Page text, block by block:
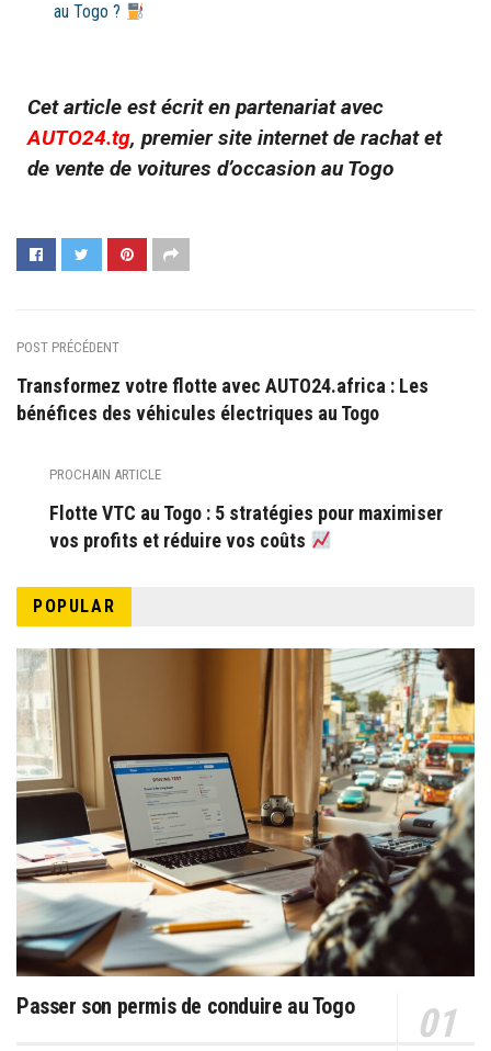
au Togo ?
Cet article est écrit en partenariat avec
AUTO24.tg, premier site internet de rachat et
de vente de voitures d’occasion au Togo
POST PRÉCÉDENT
Transformez votre flotte avec AUTO24.africa : Les
bénéfices des véhicules électriques au Togo
PROCHAIN ARTICLE
Flotte VTC au Togo : 5 stratégies pour maximiser
vos profits et réduire vos coûts
POPULAR
Passer son permis de conduire au Togo